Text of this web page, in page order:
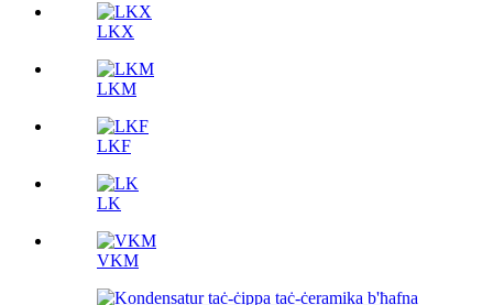
LKX
LKM
LKF
LK
VKM